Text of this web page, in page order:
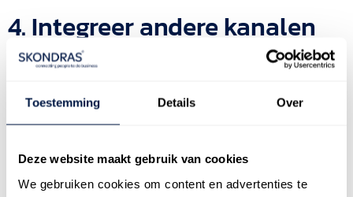
Toestemming Details Over
Deze website maakt gebruik van cookies
We gebruiken cookies om content en advertenties te
4. Integreer andere kanalen
Je vergroot de kans op succes door te zoeken naar
zakelijke prospectie is LinkedIn. Dit is een geweldige
manier om je doelgroep te identificeren, relaties op te
biedt extra mogelijkheden tegen betaling. Verdiep je in
de oplossingen voor sales, maar combineer dit ook met